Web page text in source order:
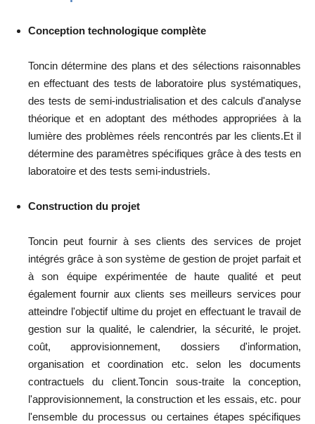
Conception technologique complète
Toncin détermine des plans et des sélections raisonnables
en effectuant des tests de laboratoire plus systématiques,
des tests de semi-industrialisation et des calculs d'analyse
théorique et en adoptant des méthodes appropriées à la
lumière des problèmes réels rencontrés par les clients.Et il
détermine des paramètres spécifiques grâce à des tests en
laboratoire et des tests semi-industriels.
Construction du projet
Toncin peut fournir à ses clients des services de projet
intégrés grâce à son système de gestion de projet parfait et
à son équipe expérimentée de haute qualité et peut
également fournir aux clients ses meilleurs services pour
atteindre l'objectif ultime du projet en effectuant le travail de
gestion sur la qualité, le calendrier, la sécurité, le projet.
coût, approvisionnement, dossiers d'information,
organisation et coordination etc. selon les documents
contractuels du client.Toncin sous-traite la conception,
l'approvisionnement, la construction et les essais, etc. pour
l'ensemble du processus ou certaines étapes spécifiques